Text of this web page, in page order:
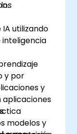
utilizando
y por
aplicaciones
modelos y
y